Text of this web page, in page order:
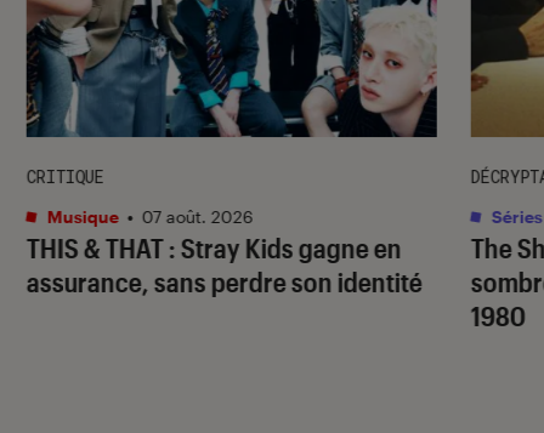
THIS & THAT: Stray Kids gagne en
assurance, sans perdre son identité
CRITIQUE
Musique • 07 août. 2026
The
1980
Séries